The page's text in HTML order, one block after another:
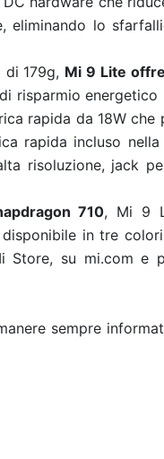
eliminando lo
179g, Mi 9 Lite
risparmio
rapida da 18W che
rapida incluso
risoluzione, jack
710, Mi 9
in tre
su mi.com e
sempre